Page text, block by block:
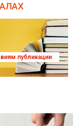
публикации